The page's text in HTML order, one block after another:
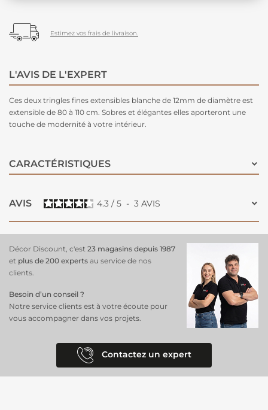
Estimez vos frais de livraison.
L'AVIS DE L'EXPERT
Ces deux tringles fines extensibles blanche de 12mm de diamètre est
extensible de 80 à 110 cm. Sobres et élégantes elles aporteront une
touche de modernité à votre intérieur.
CARACTÉRISTIQUES
AVIS 4.3 / 5 - 3 AVIS
Décor Discount, c'est 23 magasins depuis 1987
et plus de 200 experts au service de nos
clients.
Besoin d’un conseil ?
Notre service clients est à votre écoute pour
vous accompagner dans vos projets.
Contactez un expert